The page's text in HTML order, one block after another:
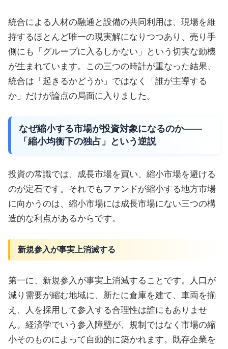
統合による人材の融通と設備の共同利用は、現場を維
持するほとんど唯一の現実解になりつつあり、売り手
側にも「グループに入るしかない」という切実な動機
が生まれています。この三つの時計が重なった結果、
統合は「起きるかどうか」ではなく「誰が主導する
か」だけが論点の局面に入りました。
なぜ縮小する市場が投資対象になるのか——
「縮小均衡下の独占」という逆説
投資の常識では、成長市場を買い、縮小市場を避ける
のが定石です。それでもファンドが縮小する地方市場
に向かうのは、縮小市場には成長市場にない三つの構
造的な利点があるからです。
新規参入が事実上消滅する
第一に、新規参入が事実上消滅することです。人口が
減り需要が縮む地域に、新たに倉庫を建て、車両を揃
え、人を採用して参入する合理性は誰にもありませ
ん。経済学でいう参入障壁が、規制ではなく市場の縮
小そのものによって自動的に築かれます。既存企業を